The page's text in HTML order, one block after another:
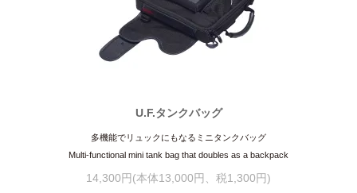
U.F.タンクバッグ
多機能でリュックにもなるミニタンクバッグ
Multi-functional mini tank bag that doubles as a backpack
14,300円(本体13,000円、税1,300円)